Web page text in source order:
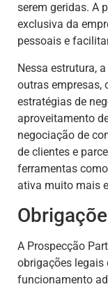
serem geridas. A
exclusiva da
pessoais e
Nessa estrutura,
outras empresas,
estratégias de
aproveitamento
negociação de
de clientes e
ferramentas
ativa muito mais
A Prospecção
obrigações legais
funcionamento